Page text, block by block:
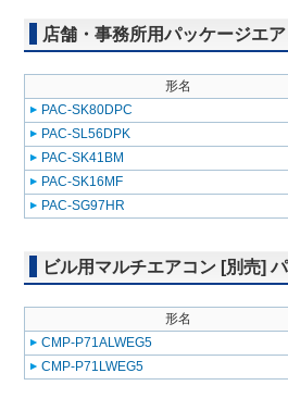
店舗・事務所用パッケージエ
形名
PAC-SK80DPC
PAC-SL56DPK
PAC-SK41BM
PAC-SK16MF
PAC-SG97HR
ビル用マルチエアコン [別売]
形名
CMP-P71ALWEG5
CMP-P71LWEG5